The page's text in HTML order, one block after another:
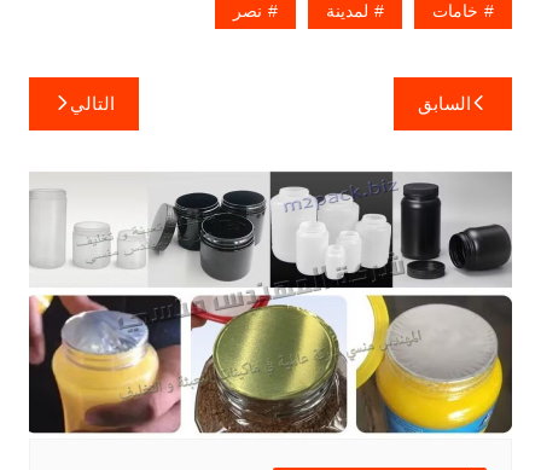
خامات لمدينة نصر
تصفّح
المقالات
السابق التالي